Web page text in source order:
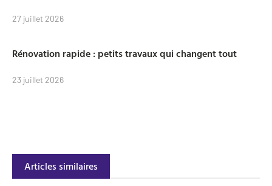
27 juillet 2026
Rénovation rapide : petits travaux qui changent tout
23 juillet 2026
Articles similaires